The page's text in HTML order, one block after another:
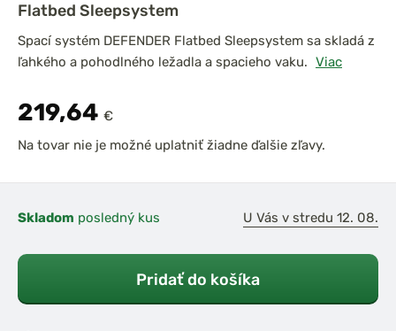
Flatbed Sleepsystem
Spací systém DEFENDER Flatbed Sleepsystem sa skladá z
ľahkého a pohodlného ležadla a spacieho vaku. Viac
219,64 €
Na tovar nie je možné uplatniť žiadne ďalšie zľavy.
Skladom posledný kus U Vás v stredu 12. 08.
Pridať do košíka